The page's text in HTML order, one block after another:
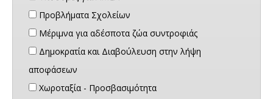
Προβλήματα Σχολείων
Μέριμνα για αδέσποτα ζώα συντροφιάς
Δημοκρατία και Διαβούλευση στην λήψη
αποφάσεων
Χωροταξία - Προσβασιμότητα